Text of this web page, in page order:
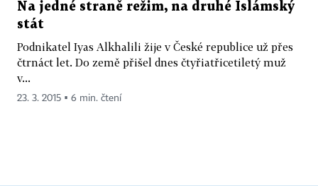
Na jedné straně režim, na druhé Islámský
stát
Podnikatel Iyas Alkhalili žije v České republice už přes
čtrnáct let. Do země přišel dnes čtyřiatřicetiletý muž
v...
23. 3. 2015 ▪ 6 min. čtení